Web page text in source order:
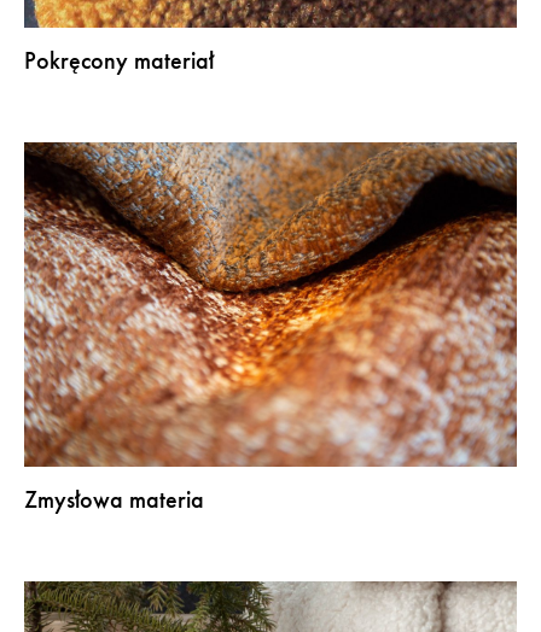
Pokręcony materiał
Zmysłowa materia